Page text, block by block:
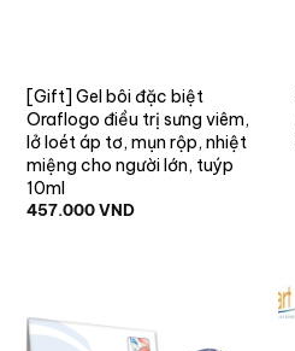
[Gift] Gel bôi đặc biệt
Oraflogo điều trị sưng viêm,
lở loét áp tơ, mụn rộp, nhiệt
miệng cho người lớn, tuýp
10ml
457.000VND